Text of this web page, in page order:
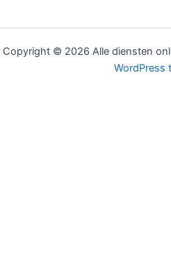
Copyright © 2026 Alle diensten
WordPress